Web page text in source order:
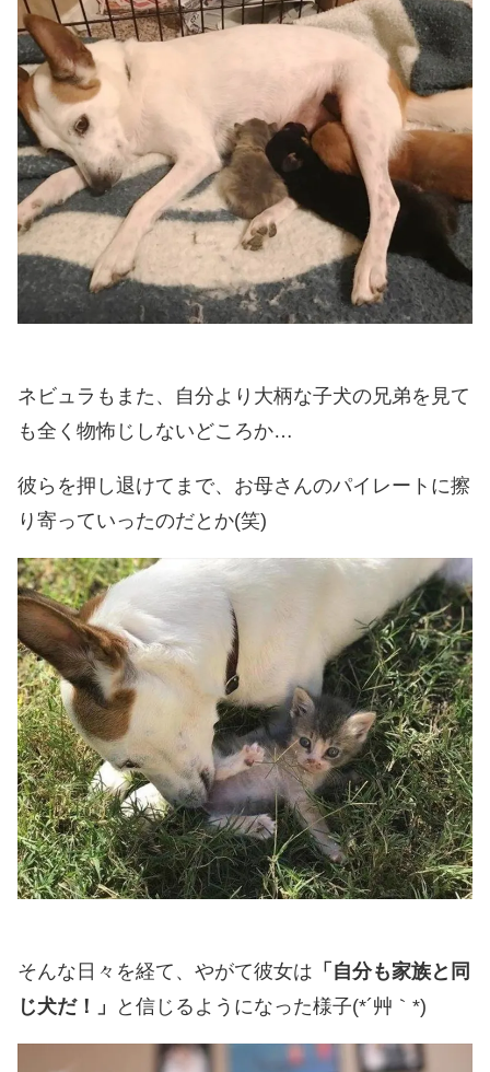
ネビュラもまた、自分より大柄な子犬の兄弟を見て
も全く物怖じしないどころか…
彼らを押し退けてまで、お母さんのパイレートに擦
り寄っていったのだとか(笑)
そんな日々を経て、やがて彼女は 「自分も家族と同
じ犬だ！」
と信じるようになった様子(*´艸｀*)